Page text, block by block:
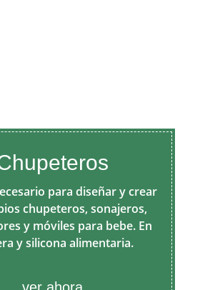
para diseñar y crear
chupeteros, sonajeros,
y móviles para bebe. En
y silicona alimentaria.